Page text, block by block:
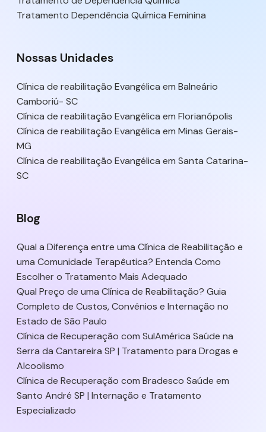
Tratamento Dependência Química Feminina
Nossas Unidades
Clínica de reabilitação Evangélica em Balneário
Camboriú- SC
Clínica de reabilitação Evangélica em Florianópolis
Clínica de reabilitação Evangélica em Minas Gerais-
MG
Clínica de reabilitação Evangélica em Santa Catarina-
SC
Blog
Qual a Diferença entre uma Clínica de Reabilitação e
uma Comunidade Terapêutica? Entenda Como
Escolher o Tratamento Mais Adequado
Qual Preço de uma Clínica de Reabilitação? Guia
Completo de Custos, Convênios e Internação no
Estado de São Paulo
Clínica de Recuperação com SulAmérica Saúde na
Serra da Cantareira SP | Tratamento para Drogas e
Alcoolismo
Clínica de Recuperação com Bradesco Saúde em
Santo André SP | Internação e Tratamento
Especializado